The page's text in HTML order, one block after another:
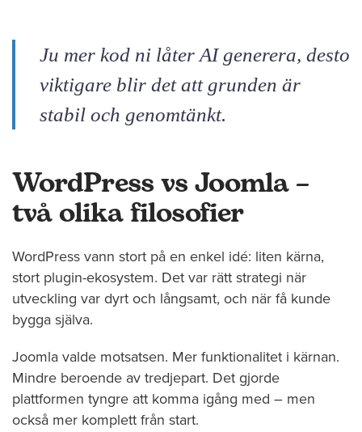
Ju mer kod ni låter AI generera, desto
viktigare blir det att grunden är
stabil och genomtänkt.
WordPress vs Joomla –
två olika filosofier
WordPress vann stort på en enkel idé: liten kärna,
stort plugin-ekosystem. Det var rätt strategi när
utveckling var dyrt och långsamt, och när få kunde
bygga själva.
Joomla valde motsatsen. Mer funktionalitet i kärnan.
Mindre beroende av tredjepart. Det gjorde
plattformen tyngre att komma igång med – men
också mer komplett från start.